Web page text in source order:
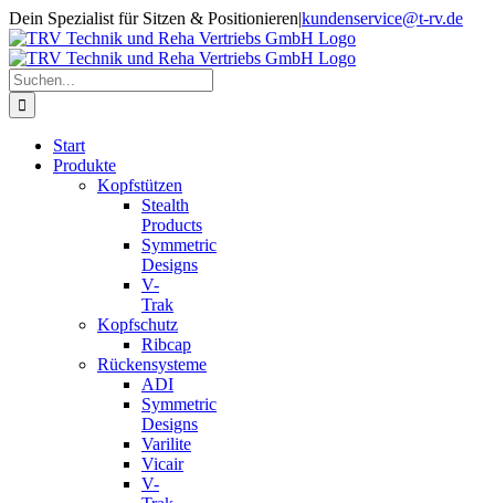
Zum
Inhalt
springen
Dein Spezialist für Sitzen & Positionieren|kundenservice@t-rv.de
Suche
nach:
Start
Produkte
Kopfstützen
Stealth
Products
Symmetric
Designs
V-
Trak
Kopfschutz
Ribcap
Rückensysteme
ADI
Symmetric
Designs
Varilite
Vicair
V-